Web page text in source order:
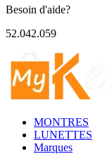
Besoin d'aide?
52.042.059
MONTRES
LUNETTES
Marques